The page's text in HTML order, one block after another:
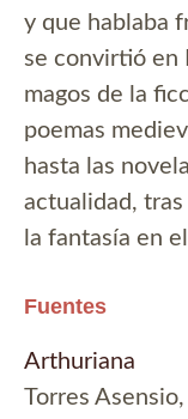
y que hablaba
se convirtió en
magos de la
poemas
hasta las
actualidad,
la fantasía en
Fuentes
Arthuriana
Torres